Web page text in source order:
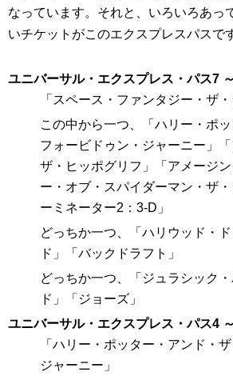
なっています。それと、いろいろあっ
いチケットがこのエクスプレスパスで
ユニバーサル・エクスプレス・パス7
「スペース・ファンタジー・ザ・
この中から一つ、「ハリー・ポ
フォービドゥン・ジャーニー」「
ザ・ヒッポグリフ」「アメージ
ー・オブ・スパイダーマン・ザ
ーミネーター2：3-D」
どっちか一つ、「ハリウッド・
ド」「バックドラフト」
どっちか一つ、「ジュラシック
ド」「ジョーズ」
ユニバーサル・エクスプレス・パス4
「ハリー・ポッター・アンド・
ジャーニー」